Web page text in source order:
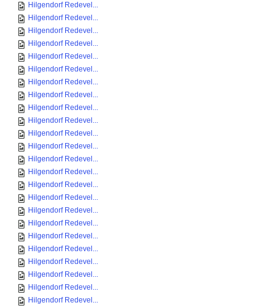
Hilgendorf Redevel...
Hilgendorf Redevel...
Hilgendorf Redevel...
Hilgendorf Redevel...
Hilgendorf Redevel...
Hilgendorf Redevel...
Hilgendorf Redevel...
Hilgendorf Redevel...
Hilgendorf Redevel...
Hilgendorf Redevel...
Hilgendorf Redevel...
Hilgendorf Redevel...
Hilgendorf Redevel...
Hilgendorf Redevel...
Hilgendorf Redevel...
Hilgendorf Redevel...
Hilgendorf Redevel...
Hilgendorf Redevel...
Hilgendorf Redevel...
Hilgendorf Redevel...
Hilgendorf Redevel...
Hilgendorf Redevel...
Hilgendorf Redevel...
Hilgendorf Redevel...